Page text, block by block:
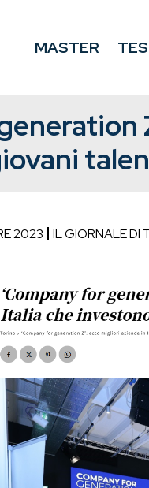
MASTER
2023 IL GIORNALE DI